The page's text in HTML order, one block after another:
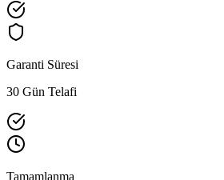
Garanti Süresi
30 Gün Telafi
Tamamlanma